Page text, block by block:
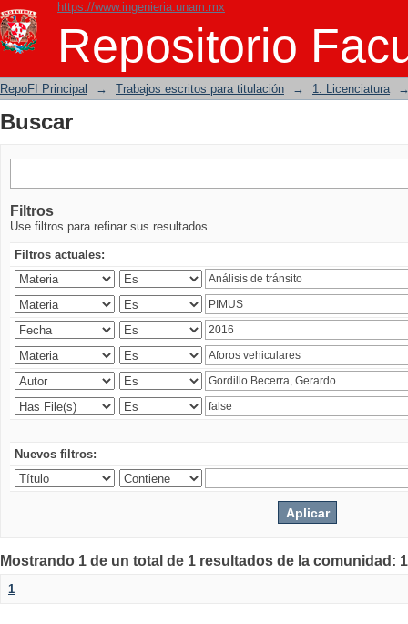
https://www.ingenieria.unam.mx
Repositorio
Buscar
RepoFI Principal → Trabajos escritos para titulación → 1. Licenciatura
Buscar
Filtros
Use filtros para refinar sus resultados.
Filtros actuales:
Nuevos filtros:
Mostrando 1 de un total de 1 resultados de la comunidad:
1